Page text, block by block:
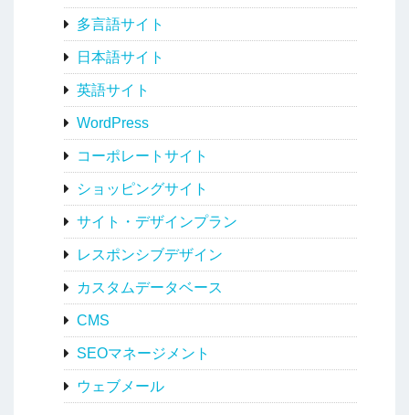
多言語サイト
日本語サイト
英語サイト
WordPress
コーポレートサイト
ショッピングサイト
サイト・デザインプラン
レスポンシブデザイン
カスタムデータベース
CMS
SEOマネージメント
ウェブメール